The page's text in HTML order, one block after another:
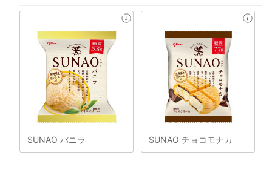
SUNAO バニラ SUNAO チョコモナカ